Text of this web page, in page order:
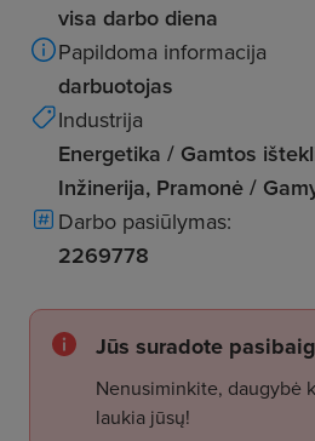
visa darbo diena
Papildoma informacija
darbuotojas
Industrija
Energetika / Gamtos
Inžinerija, Pramonė /
Darbo pasiūlymas:
2269778
Jūs suradote
Nenusiminkite, daugybė
laukia jūsų!